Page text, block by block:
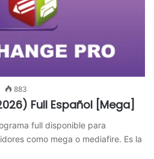
883
Full Español [Mega]
full disponible para
como mega o mediafire. Es la